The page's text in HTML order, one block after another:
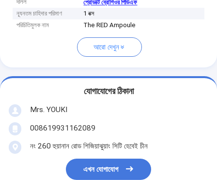
দলিল
প্রোডাক্ট ব্রোশিওর পিডিএফ
ন্যূনতম চাহিদার পরিমাণ
1 বক্স
পরিচিতিমুলক নাম
The RED Ampoule
আরো দেখুন
যোগাযোগের ঠিকানা
Mrs. YOUKI
008619931162089
নং 260 হুয়ানান রোড শিজিয়াঝুয়াং সিটি হেবেই চীন
এখন যোগাযোগ